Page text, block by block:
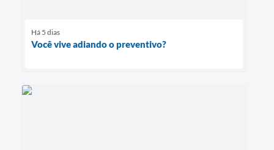
Há 5 dias
Você vive adiando o preventivo?